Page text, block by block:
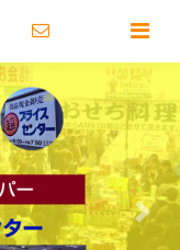
メディア情報 正社
次へ